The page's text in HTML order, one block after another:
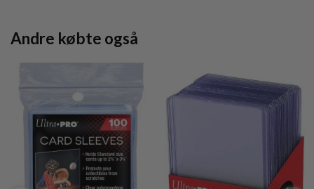
Andre købte også